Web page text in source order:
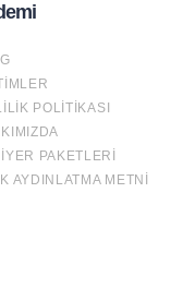
POLITIKASI
PAKETLERI
AYDINLATMA METNI